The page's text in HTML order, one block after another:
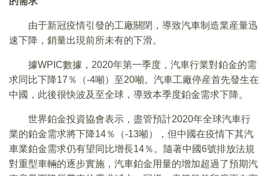
由于新冠疫情引發的工廠關閉，導致汽車制造業産量迅
速下降，銷量出現前所未有的下滑。
據WPIC數據，2020年第一季度，汽車行業對鉑金的需
求同比下降17％（-4噸）至20噸。汽車工廠停産首先發生在
中國，此後很快波及至全球，導致本季度鉑金需求下降。
世界鉑金投資協會表示，盡管預計2020年全球汽車行
業的鉑金需求將下降14％（-13噸），但中國在疫情下其汽
車業鉑金需求仍有望同比增長14％。隨著中國6號排放法規
對重型車輛的逐步實施，汽車鉑金用量的增加超過了預期汽